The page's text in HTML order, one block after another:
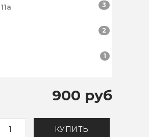
3
2
1
900 руб
КУПИТЬ